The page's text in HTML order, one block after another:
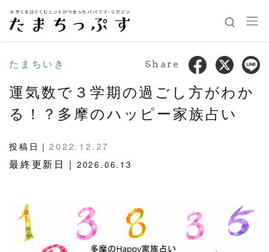
たまちいき Share
運気数で３学期の過ごし方がわか
る！？多摩のハッピー家族占い
投稿日｜2022.12.27
最終更新日｜ 2026.06.13